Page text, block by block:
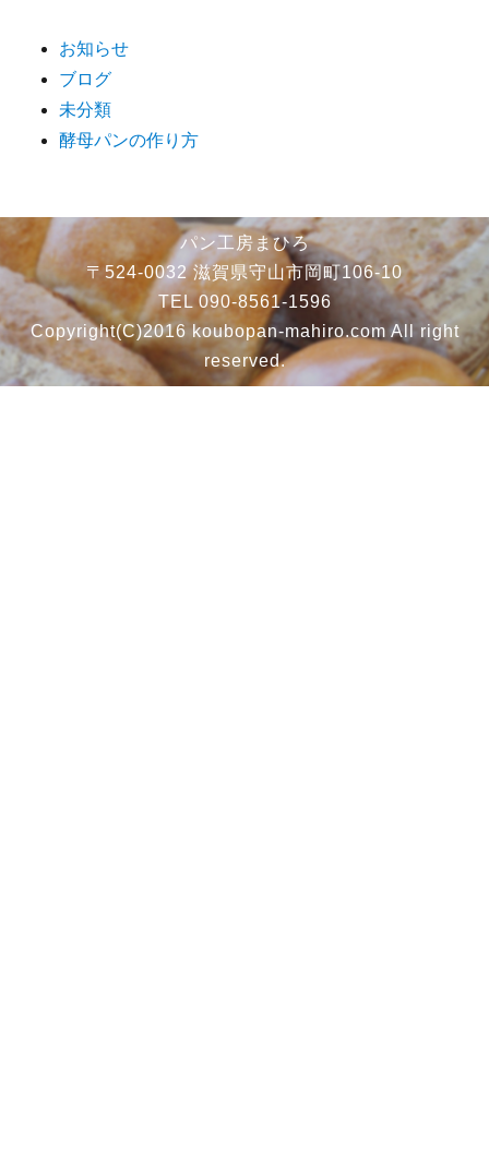
お知らせ
ブログ
未分類
酵母パンの作り方
パン工房まひろ
〒524-0032 滋賀県守山市岡町106-10
TEL 090-8561-1596
Copyright(C)2016 koubopan-mahiro.com All right
reserved.